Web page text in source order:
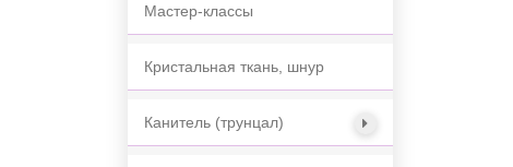
Мастер-классы
Кристальная ткань, шнур
Канитель (трунцал)